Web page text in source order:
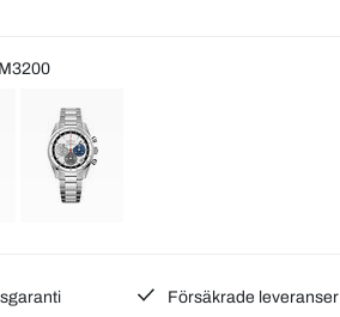
Försäkrade leveranser